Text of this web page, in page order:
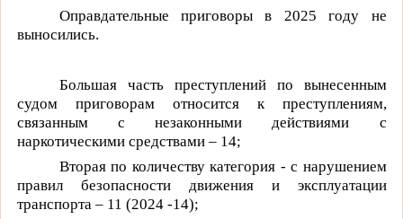
Оправдательные приговоры в 2025 году не
выносились.
Большая часть преступлений по вынесенным
судом приговорам относится к преступлениям,
связанным с незаконными действиями с
наркотическими средствами – 14;
Вторая по количеству категория - с нарушением
правил безопасности движения и эксплуатации
транспорта – 11 (2024 -14);